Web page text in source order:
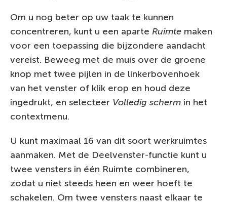
Om u nog beter op uw taak te kunnen
concentreren, kunt u een aparte Ruimte maken
voor een toepassing die bijzondere aandacht
vereist. Beweeg met de muis over de groene
knop met twee pijlen in de linkerbovenhoek
van het venster of klik erop en houd deze
ingedrukt, en selecteer Volledig scherm in het
contextmenu.
U kunt maximaal 16 van dit soort werkruimtes
aanmaken. Met de Deelvenster-functie kunt u
twee vensters in één Ruimte combineren,
zodat u niet steeds heen en weer hoeft te
schakelen. Om twee vensters naast elkaar te